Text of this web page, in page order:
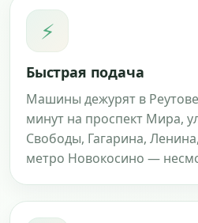
⚡
Быстрая подача
Машины дежурят в
минут на проспект Мира,
Свободы, Гагарина,
метро Новокосино —